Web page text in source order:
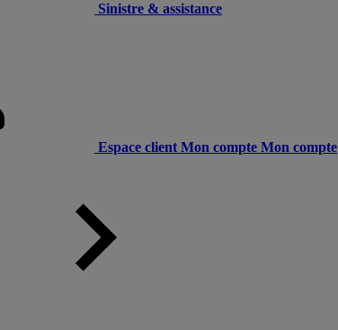
Sinistre & assistance
Espace client Mon compte Mon compte